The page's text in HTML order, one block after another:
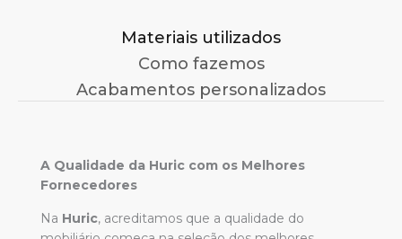
Materiais utilizados
Como fazemos
Acabamentos personalizados
A Qualidade da Huric com os Melhores
Fornecedores
Na Huric, acreditamos que a qualidade do